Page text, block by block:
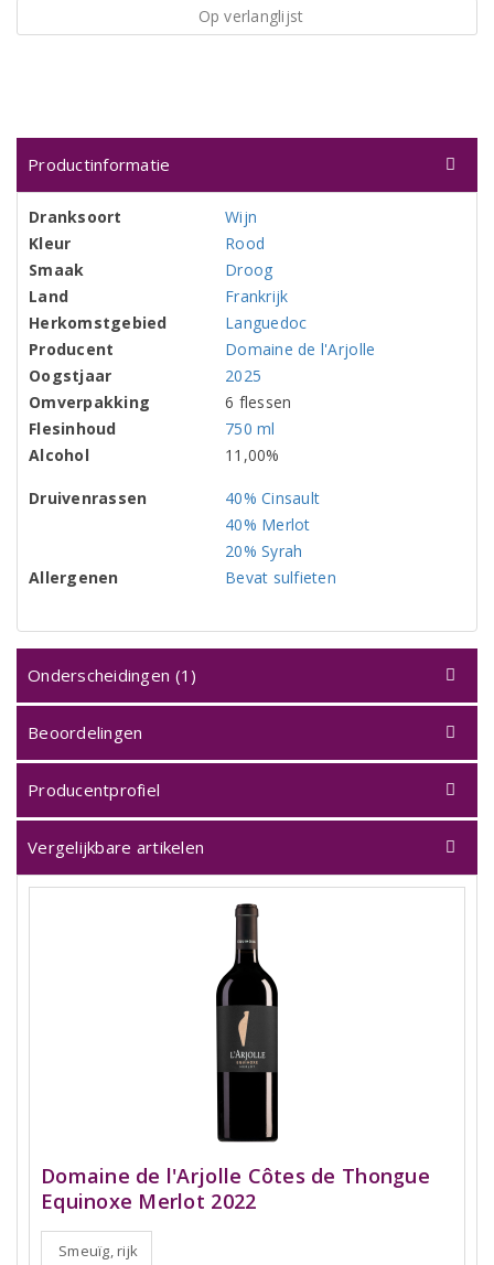
Op verlanglijst
Productinformatie
Dranksoort
Wijn
Kleur
Rood
Smaak
Droog
Land
Frankrijk
Herkomstgebied
Languedoc
Producent
Domaine de l'Arjolle
Oogstjaar
2025
Omverpakking
6 flessen
Flesinhoud
750 ml
Alcohol
11,00%
Druivenrassen
40% Cinsault
40% Merlot
20% Syrah
Allergenen
Bevat sulfieten
Onderscheidingen (1)
Beoordelingen
Producentprofiel
Vergelijkbare artikelen
Domaine de l'Arjolle Côtes de Thongue
Equinoxe Merlot 2022
Smeuïg, rijk